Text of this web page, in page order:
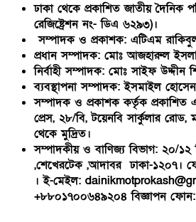
ঢাকা থেকে প্রকাশিত জাতীয় দৈনিক
রেজিষ্ট্রেশন নং- ডিএ ৬২৯৩)।
সম্পাদক ও প্রকাশক: এটিএম
প্রধান সম্পাদক: মোঃ আজহারুল
নির্বাহী সম্পাদক: মোঃ সাইফ উদ্দীন
ব্যবস্থাপনা সম্পাদক: ইসমাইল
সম্পাদক ও প্রকাশক কর্তৃক প্রকাশিত
প্রেস, ২৮/বি, টয়েনবি সার্কুলার
থেকে মুদ্রিত।
সম্পাদকীয় ও বাণিজ্য বিভাগ: ২০/১২
,শেখেরটেক ,আদাবর ঢাকা-১২০৭।
। ই-মেইল:
+৮৮০১৭০০৬৪৯২০৪ বিজ্ঞাপন